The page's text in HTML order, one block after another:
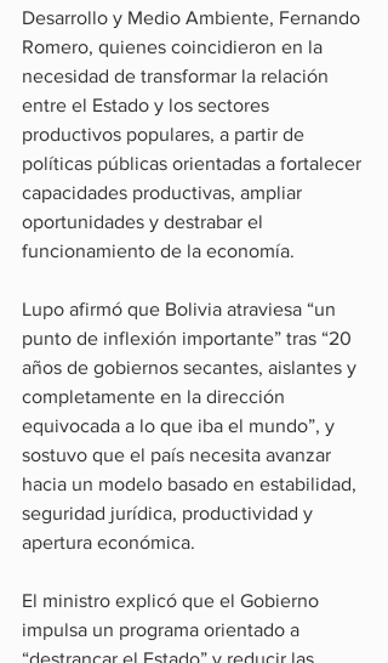
Desarrollo y Medio Ambiente, Fernando
Romero, quienes coincidieron en la
necesidad de transformar la relación
entre el Estado y los sectores
productivos populares, a partir de
políticas públicas orientadas a fortalecer
capacidades productivas, ampliar
oportunidades y destrabar el
funcionamiento de la economía.
Lupo afirmó que Bolivia atraviesa “un
punto de inflexión importante” tras “20
años de gobiernos secantes, aislantes y
completamente en la dirección
equivocada a lo que iba el mundo”, y
sostuvo que el país necesita avanzar
hacia un modelo basado en estabilidad,
seguridad jurídica, productividad y
apertura económica.
El ministro explicó que el Gobierno
impulsa un programa orientado a
“destrancar el Estado” y reducir las